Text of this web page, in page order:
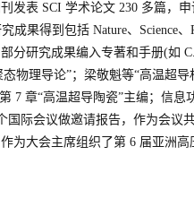
发表 SCI 学术论文 230 多篇，
成果得到包括 Nature、Science、
分研究成果编入专著和手册(如
态物理导论”；梁敬魁等“高温超
7 章“高温超导陶瓷”主编；信息
国际会议做邀请报告，作为会议
为大会主席组织了第 6 届亚洲